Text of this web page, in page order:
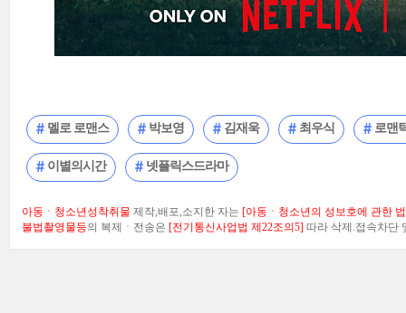
멜로 로맨스 박보영 김재욱 최우식 로맨
이별의시간 넷플릭스드라마
아동ㆍ청소년성착취물 제작,배포,소지한 자는 [아동ㆍ청소년의 성보호에 관한
불법촬영물등의 복제ㆍ전송은 [전기통신사업법 제22조의5] 따라 삭제.접속차단